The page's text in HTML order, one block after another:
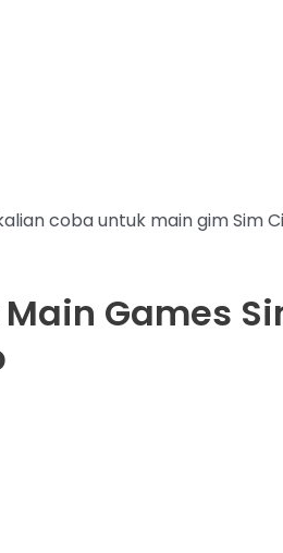
coba untuk main gim Sim
Games